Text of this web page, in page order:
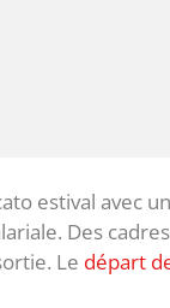
estival avec
Des
Le départ